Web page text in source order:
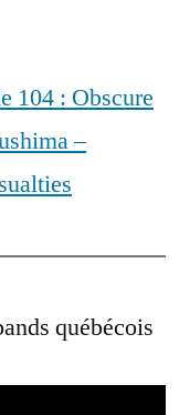
104 : Obscure
–
québécois